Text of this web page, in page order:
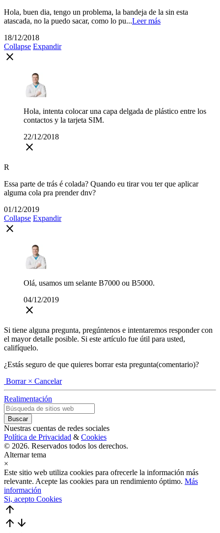
Hola, buen dia, tengo un problema, la bandeja de la sin esta
atascada, no la puedo sacar, como lo pu...Leer más
18/12/2018
Collapse Expandir
close
Hola, intenta colocar una capa delgada de plástico entre los
contactos y la tarjeta SIM.
22/12/2018
close
R
Essa parte de trás é colada? Quando eu tirar vou ter que aplicar
alguma cola pra prender dnv?
01/12/2019
Collapse Expandir
close
Olá, usamos um selante B7000 ou B5000.
04/12/2019
close
Si tiene alguna pregunta, pregúntenos e intentaremos responder con
el mayor detalle posible. Si este artículo fue útil para usted,
califíquelo.
¿Estás seguro de que quieres borrar esta pregunta(comentario)?
Borrar × Cancelar
Realimentación
Nuestras cuentas de redes sociales
Política de Privacidad & Cookies
© 2026. Reservados todos los derechos.
Alternar tema
×
Este sitio web utiliza cookies para ofrecerle la información más
relevante. Acepte las cookies para un rendimiento óptimo. Más
información
Si, acepto Cookies
arrow_upward
arrow_upward arrow_downward